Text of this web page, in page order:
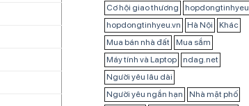
Cơ hội giao thương
hopdongtinhyeu
hopdongtinhyeu.vn
Hà Nội
Khác
Mua bán nhà đất
Mua sắm
Máy tính và Laptop
ndag.net
Người yêu lâu dài
Người yêu ngắn hạn
Nhà mặt phố